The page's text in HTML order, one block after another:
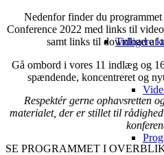
Tidligere
Nedenfor finder du
Conference 2022 med links til
samt links til download af
Gå ombord i vores 11 indlæg og
spændende, koncentreret og
Respektér gerne ophavsretten
materialet, der er stillet til
SE PROGRAMMET I